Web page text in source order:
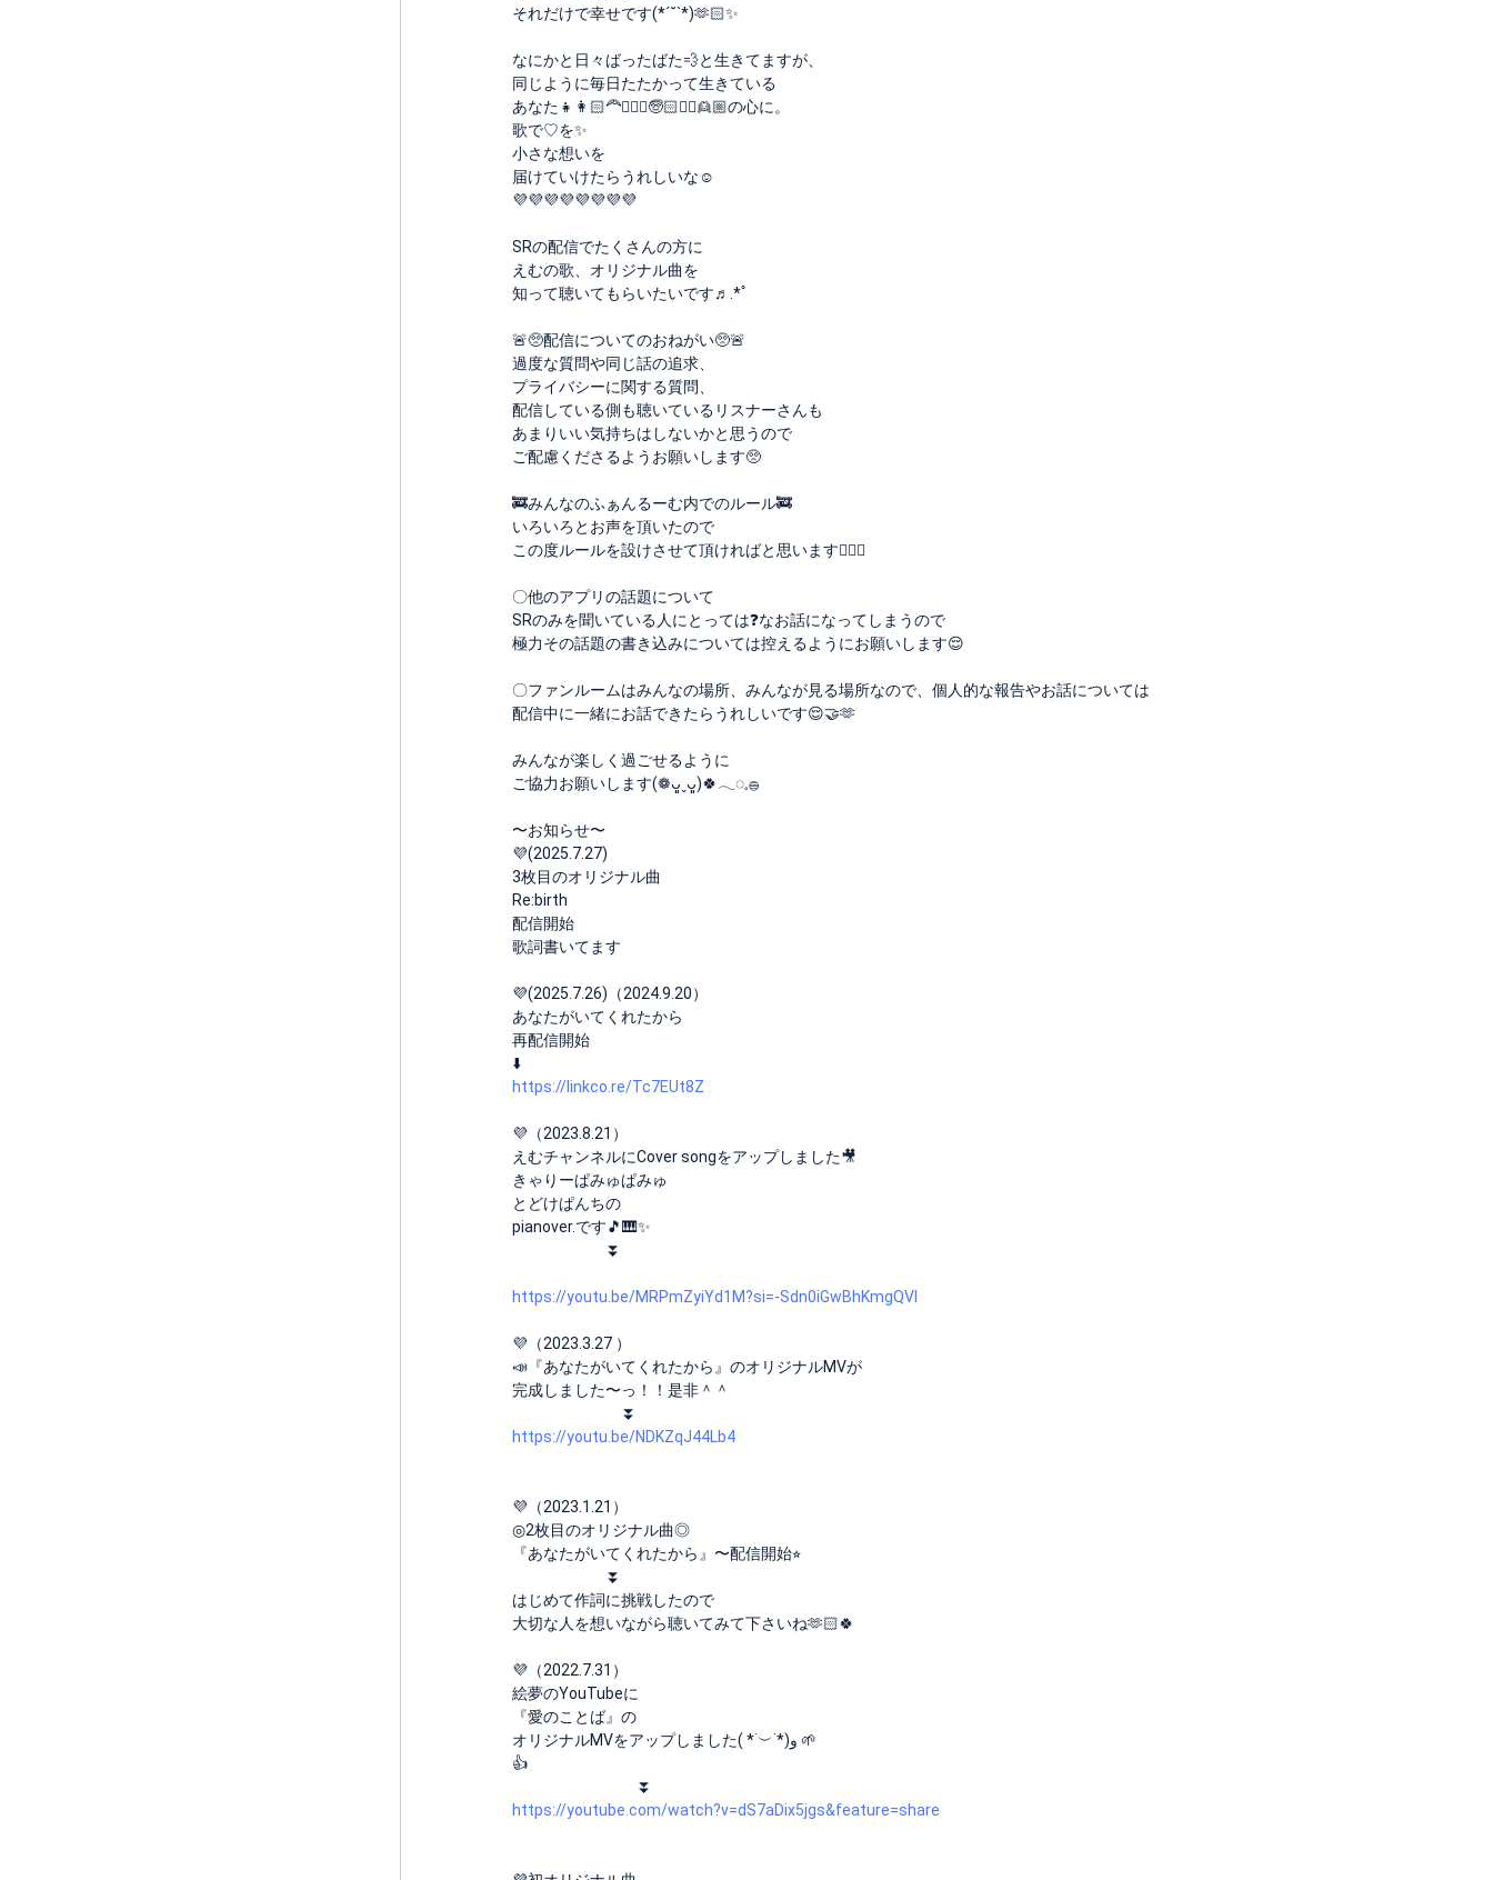
それだけで幸せです(*´˘`*)🫶🏻✨
なにかと日々ばったばた💨と生きてますが、
同じように毎日たたかって生きている
あなた👧👩🏻‍🦰👱🏻‍♂️🧓🏻🧔‍♂️👱🏼の心に。
歌で♡を✨
小さな想いを
届けていけたらうれしいな☺️
💜💜💜💜💜💜💜💜
SRの配信でたくさんの方に
えむの歌、オリジナル曲を
知って聴いてもらいたいです♬.*ﾟ
🚨🥺配信についてのおねがい🥺🚨
過度な質問や同じ話の追求、
プライバシーに関する質問、
配信している側も聴いているリスナーさんも
あまりいい気持ちはしないかと思うので
ご配慮くださるようお願いします🥺
🚒みんなのふぁんるーむ内でのルール🚒
いろいろとお声を頂いたので
この度ルールを設けさせて頂ければと思います🙇🏻‍♀️
〇他のアプリの話題について
SRのみを聞いている人にとっては❓なお話になってしまうので
極力その話題の書き込みについては控えるようにお願いします😌
〇ファンルームはみんなの場所、みんなが見る場所なので、個人的な報告やお話については
配信中に一緒にお話できたらうれしいです😌🤝🫶
みんなが楽しく過ごせるように
ご協力お願いします(❁ᴗ͈ˬᴗ͈)🍀𓂃◌𓈒𓐍
〜お知らせ〜
💜(2025.7.27)
3枚目のオリジナル曲
Re:birth
配信開始
歌詞書いてます
💜(2025.7.26)（2024.9.20）
あなたがいてくれたから
再配信開始
⬇️
https://linkco.re/Tc7EUt8Z
💜（2023.8.21）
えむチャンネルにCover songをアップしました🎥
きゃりーぱみゅぱみゅ
とどけぱんちの
pianover.です🎵🎹✨
⏬
https://youtu.be/MRPmZyiYd1M?si=-Sdn0iGwBhKmgQVl
💜（2023.3.27 ）
📣『あなたがいてくれたから』のオリジナルMVが
完成しました〜っ！！是非＾＾
⏬
https://youtu.be/NDKZqJ44Lb4
💜（2023.1.21）
◎2枚目のオリジナル曲◎
『あなたがいてくれたから』〜配信開始⭐︎
⏬
はじめて作詞に挑戦したので
大切な人を想いながら聴いてみて下さいね🫶🏻🍀
💜（2022.7.31）
絵夢のYouTubeに
『愛のことば』の
オリジナルMVをアップしました( *˙︶˙*)و 🌱
👍
⏬
https://youtube.com/watch?v=dS7aDix5jgs&feature=share